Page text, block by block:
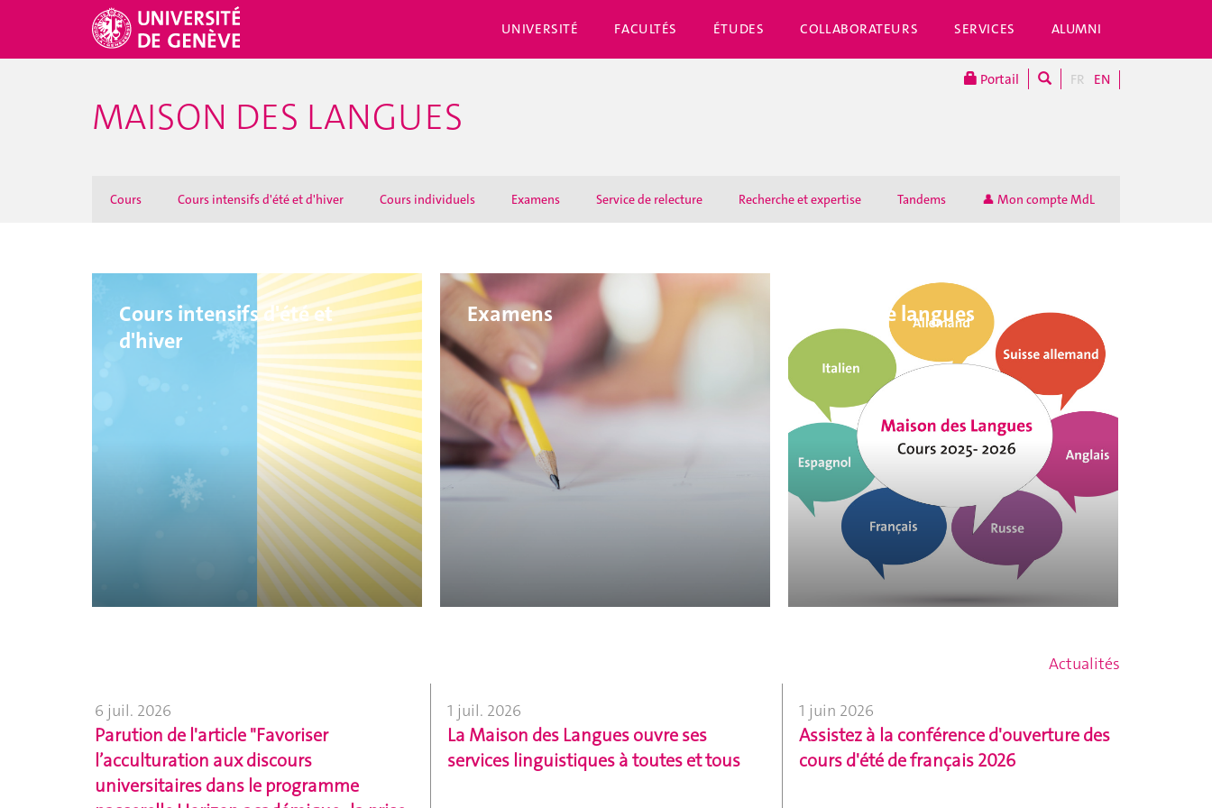
UNIVERSITÉ FACULTÉS ÉTUDES COLLABORATEURS SERVICES ALUMNI
Portail FR EN
MAISON DES LANGUES
Cours Cours intensifs d'été et d'hiver Cours individuels Examens Service de relecture Recherche et expertise Tandems 👤 Mon compte MdL
Cours intensifs d'été et
d'hiver
Examens Cours de langues
Actualités
6 juil. 2026
Parution de l'article "Favoriser
l’acculturation aux discours
universitaires dans le programme
1 juil. 2026
La Maison des Langues ouvre ses
services linguistiques à toutes et tous
1 juin 2026
Assistez à la conférence d'ouverture des
cours d'été de français 2026